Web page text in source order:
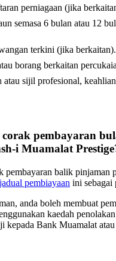
perniagaan (jika
semasa 6 bulan atau 12
terkini (jika berkaitan).
borang berkaitan
atau sijil profesional,
pembayaran
i Muamalat
pembayaran balik pinjaman
jadual pembiayaan ini sebagai
anda boleh membuat
kaedah
kepada Bank Muamalat